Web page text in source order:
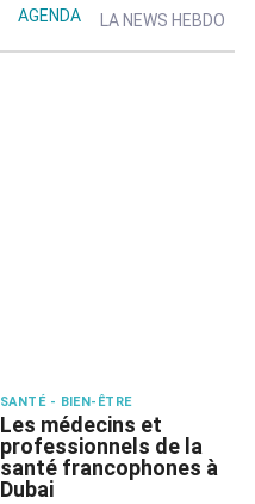
AGENDA LA NEWS HEBDO
SANTÉ - BIEN-ÊTRE
Les médecins et
professionnels de la
santé francophones à
Dubai